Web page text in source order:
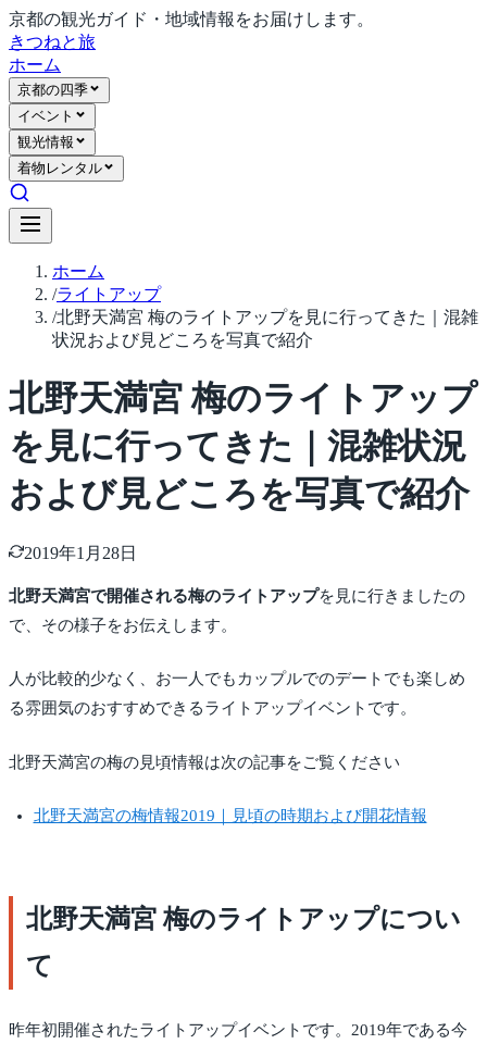
京都の観光ガイド・地域情報をお届けします。
きつねと旅
ホーム
京都の四季
イベント
観光情報
着物レンタル
ホーム
/ライトアップ
/北野天満宮 梅のライトアップを見に行ってきた｜混雑
状況および見どころを写真で紹介
北野天満宮 梅のライトアップ
を見に行ってきた｜混雑状況
および見どころを写真で紹介
2019年1月28日
北野天満宮で開催される梅のライトアップを見に行きましたの
で、その様子をお伝えします。
人が比較的少なく、お一人でもカップルでのデートでも楽しめ
る雰囲気のおすすめできるライトアップイベントです。
北野天満宮の梅の見頃情報は次の記事をご覧ください
北野天満宮の梅情報2019｜見頃の時期および開花情報
北野天満宮 梅のライトアップについ
て
昨年初開催されたライトアップイベントです。2019年である今